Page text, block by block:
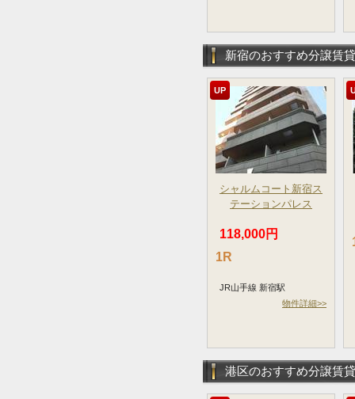
新宿のおすすめ分譲賃
UP
シャルムコート新宿ス
テーションパレス
118,000円
1R
JR山手線 新宿駅
物件詳細>>
港区のおすすめ分譲賃